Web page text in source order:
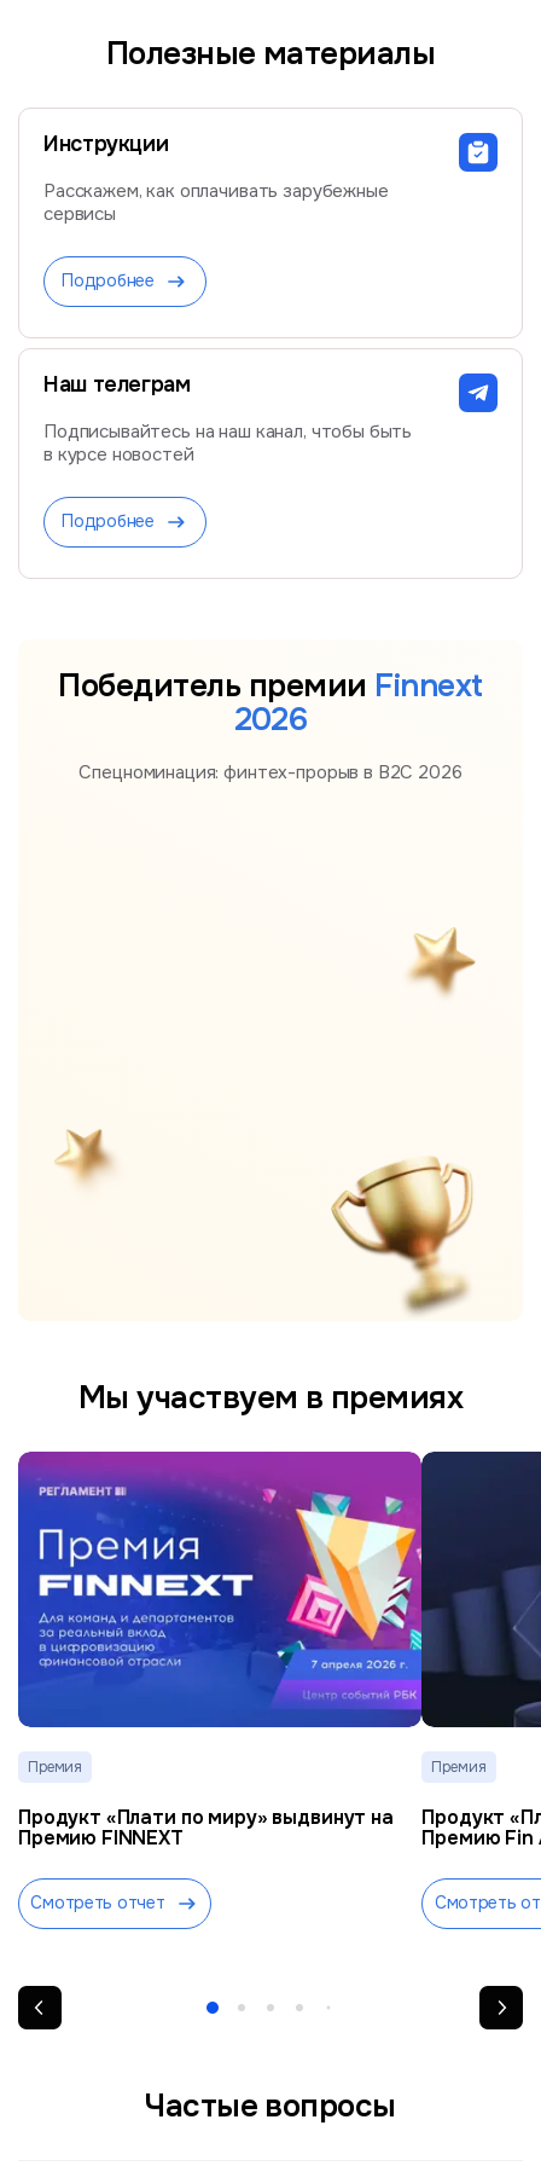
Полезные материалы
Инструкции
Расскажем, как оплачивать зарубежные
сервисы
Подробнее
Наш телеграм
Подписывайтесь на наш канал, чтобы быть
в курсе новостей
Подробнее
Победитель премии Finnext
2026
Спецноминация: финтех-прорыв в B2С 2026
Мы участвуем в премиях
Премия
Продукт «Плати по миру» выдвинут на
Премию FINNEXT
Смотреть отчет
Премия
Продукт
Премию Fin
Смотреть
Частые вопросы